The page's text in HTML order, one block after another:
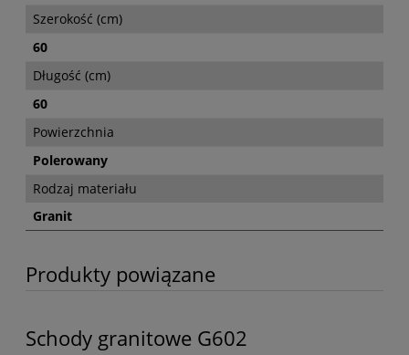
Szerokość (cm)
60
Długość (cm)
60
Powierzchnia
Polerowany
Rodzaj materiału
Granit
Produkty powiązane
Schody granitowe G602